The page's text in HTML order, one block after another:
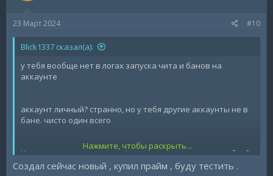
23 Март 2024 #10
Blick1337 сказал(а):
у тебя вообще нет в логах запуска чита и банов на
аккаунте
аккаунт личный? странно, но у тебя другие аккаунты не в
бане. чисто один всего
Использовал ли что-то ещё на аккаунте кроме миднайта?
Покупной акк или саморег?
Нажмите, чтобы раскрыть...
Создал сейчас новый , купил прайм , буду тестить .